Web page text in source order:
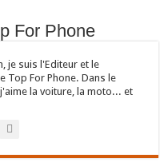
For Phone
je suis l'Editeur et le
Top For Phone. Dans le
la voiture, la moto... et